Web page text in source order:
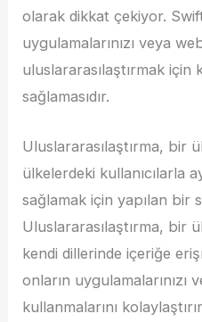
olarak dikkat çekiyor.
uygulamalarınızı veya
uluslararasılaştırmak için
sağlamasıdır.
Uluslararasılaştırma, bir
ülkelerdeki kullanıcılarla
sağlamak için yapılan bir
Uluslararasılaştırma, bir
kendi dillerinde içeriğe
onların uygulamalarınızı
kullanmalarını